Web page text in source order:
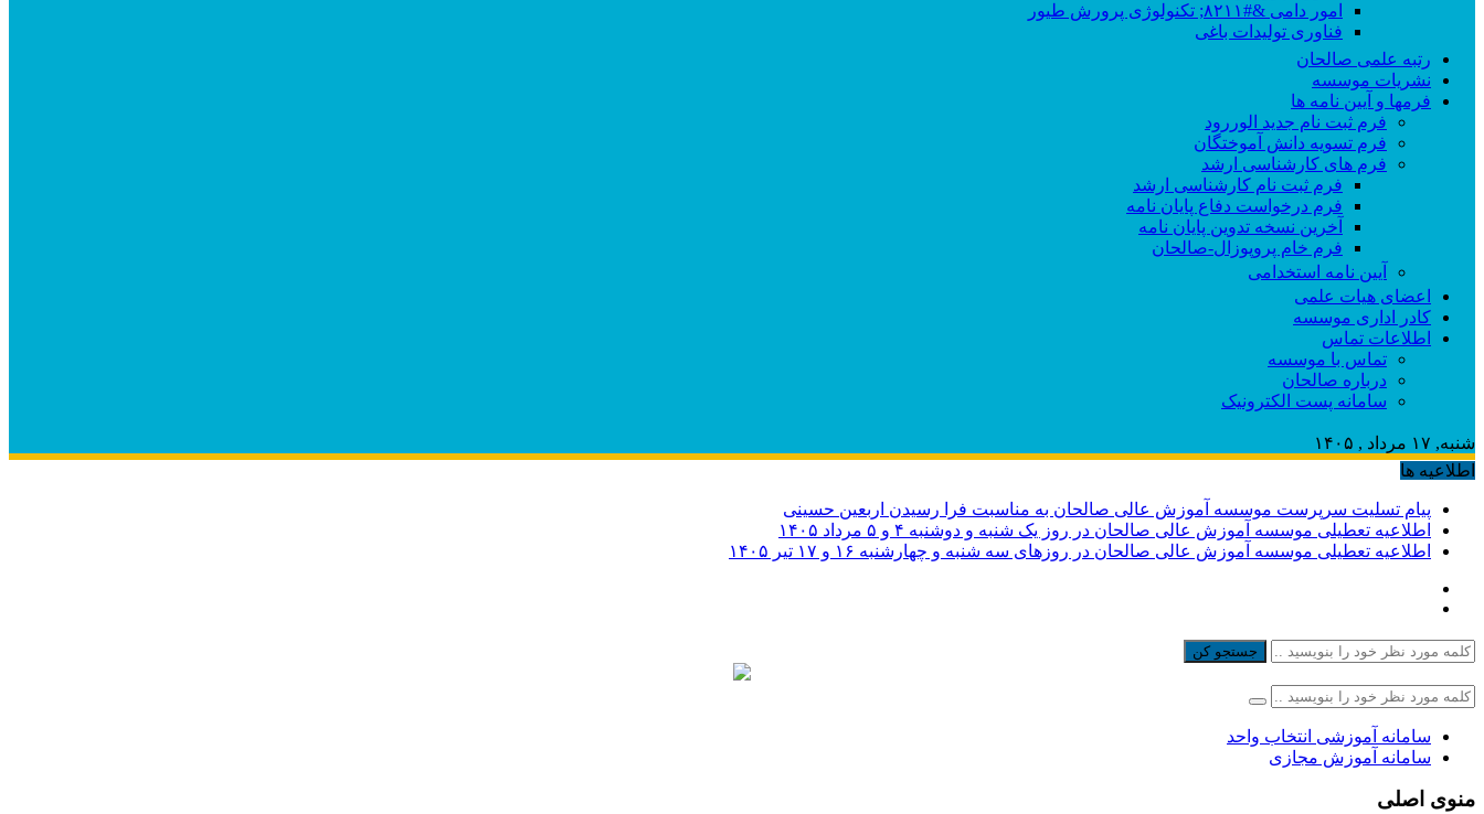
امور دامی &#۸۲۱۱; تکنولوژی پرورش طیور
فناوری تولیدات باغی
رتبه علمی صالحان
نشریات موسسه
فرمها و آیین نامه ها
فرم ثبت نام جدید الوررود
فرم تسویه دانش آموختگان
فرم های کارشناسی ارشد
فرم ثبت نام کارشناسی ارشد
فرم درخواست دفاع پایان نامه
آخرین نسخه تدوین پایان نامه
فرم خام پروپوزال-صالحان
آیین نامه استخدامی
اعضای هیات علمی
کادر اداری موسسه
اطلاعات تماس
تماس با موسسه
درباره صالحان
سامانه پست الکترونیک
شنبه, ۱۷ مرداد , ۱۴۰۵
اطلاعیه ها
پیام تسلیت سرپرست موسسه آموزش عالی صالحان به مناسبت فرا رسیدن اربعین حسینی
اطلاعیه تعطیلی موسسه آموزش عالی صالحان در روز یک شنبه و دوشنبه ۴ و ۵ مرداد ۱۴۰۵
اطلاعیه تعطیلی موسسه آموزش عالی صالحان در روزهای سه شنبه و چهارشنبه ۱۶ و ۱۷ تیر ۱۴۰۵
جستجو کن
سامانه آموزشی انتخاب واحد
سامانه آموزش مجازی
منوی اصلی